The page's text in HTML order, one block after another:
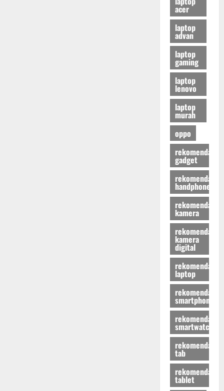
acer
laptop
advan
laptop
gaming
laptop
lenovo
laptop
murah
oppo
rekomendasi
gadget
rekomendasi
handphone
rekomendasi
kamera
rekomendasi
kamera
digital
rekomendasi
laptop
rekomendasi
smartphone
rekomendasi
smartwatch
rekomendasi
tab
rekomendasi
tablet